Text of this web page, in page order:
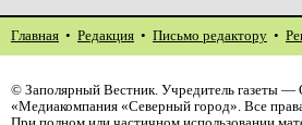
Главная • Редакция • Письмо редактору •
© Заполярный Вестник. Учредитель газеты
«Медиакомпания «Северный город». Все